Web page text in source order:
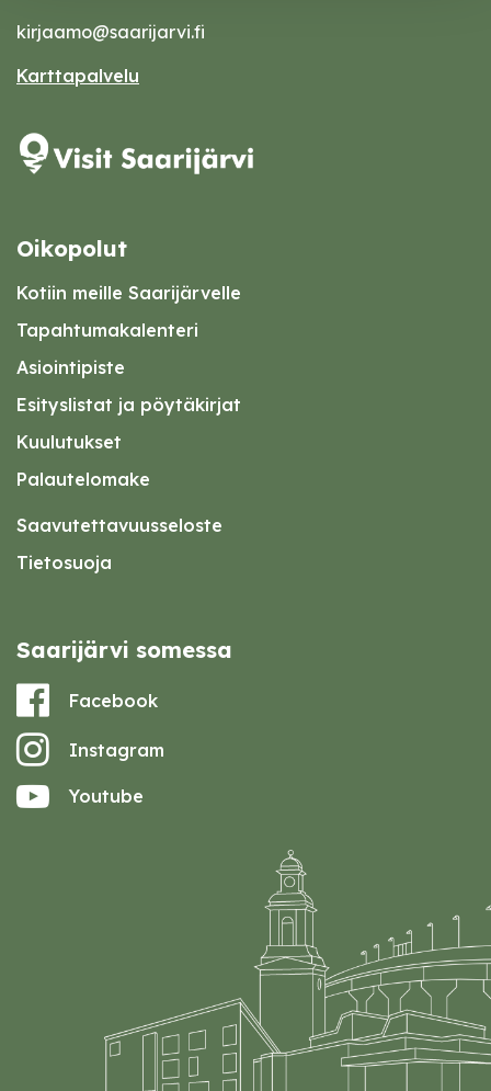
kirjaamo@saarijarvi.fi
Karttapalvelu
Oikopolut
Kotiin meille Saarijärvelle
Tapahtumakalenteri
Asiointipiste
Esityslistat ja pöytäkirjat
Kuulutukset
Palautelomake
Saavutettavuusseloste
Tietosuoja
Saarijärvi somessa
Facebook
Instagram
Youtube